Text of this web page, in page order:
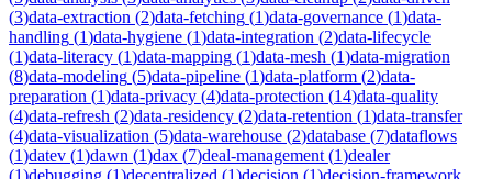
(3)data-extraction (2)data-fetching (1)data-governance (1)data-
handling (1)data-hygiene (1)data-integration (2)data-lifecycle
(1)data-literacy (1)data-mapping (1)data-mesh (1)data-migration
(8)data-modeling (5)data-pipeline (1)data-platform (2)data-
preparation (1)data-privacy (4)data-protection (14)data-quality
(4)data-refresh (2)data-residency (2)data-retention (1)data-transfer
(4)data-visualization (5)data-warehouse (2)database (7)dataflows
(1)datev (1)dawn (1)dax (7)deal-management (1)dealer
(1)debugging (1)decentralized (1)decision (1)decision-framework